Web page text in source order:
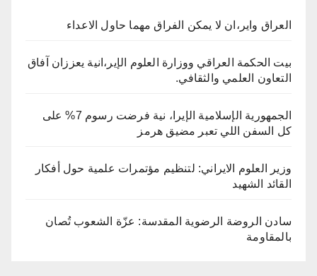
العراق واير،ان لا يمكن الفراق مهما حاول الاعداء
بيت الحكمة العراقي ووزارة العلوم الإير،انية يعززان آفاق
التعاون العلمي والثقافي.
الجمهورية الإسلامية الإيرا، نية فرضت رسوم 7% على
كل السفن اللي تعبر مضيق هرمز
وزير العلوم الايراني: لتنظيم مؤتمرات علمية حول أفكار
القائد الشهيد
سادن الروضة الرضوية المقدسة: عزّة الشعوب تُصان
بالمقاومة